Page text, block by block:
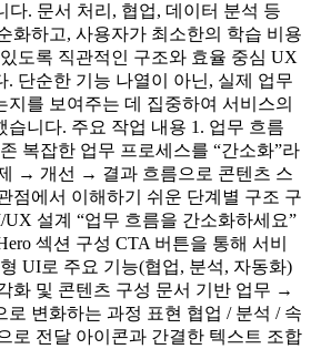
다. 문서 처리, 협업, 데이터 분석 등
화하고, 사용자가 최소한의 학습 비용
도록 직관적인 구조와 효율 중심 UX
. 단순한 기능 나열이 아닌, 실제 업무
지를 보여주는 데 집중하여 서비스의
습니다. 주요 작업 내용 1. 업무 흐름
복잡한 업무 프로세스를 “간소화”라
→ 개선 → 결과 흐름으로 콘텐츠 스
점에서 이해하기 쉬운 단계별 구조 구
설계 “업무 흐름을 간소화하세요”
섹션 구성 CTA 버튼을 통해 서비
UI로 주요 기능(협업, 분석, 자동화)
화 및 콘텐츠 구성 문서 기반 업무 →
로 변화하는 과정 표현 협업 / 분석 / 속
로 전달 아이콘과 간결한 텍스트 조합